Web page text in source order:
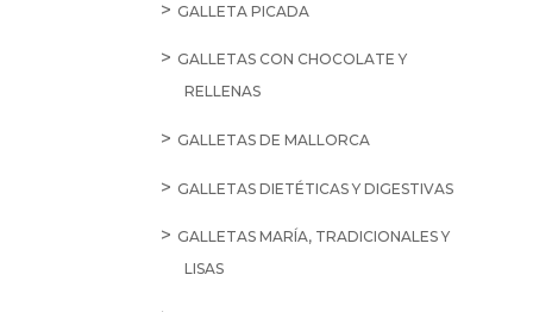
GALLETA PICADA
GALLETAS CON CHOCOLATE Y
RELLENAS
GALLETAS DE MALLORCA
GALLETAS DIETÉTICAS Y DIGESTIVAS
GALLETAS MARÍA, TRADICIONALES Y
LISAS